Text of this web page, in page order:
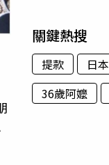
關鍵熱搜
提款 日本
36歲阿嬤